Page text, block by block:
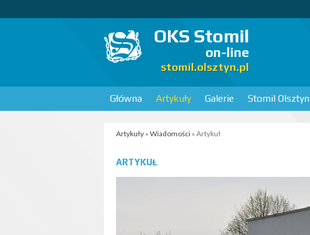
OKS Stomil
on-line
stomil.olsztyn.pl
Główna Artykuły Galerie Stomil Olsztyn
Artykuły » Wiadomości » Artykuł
ARTYKUŁ